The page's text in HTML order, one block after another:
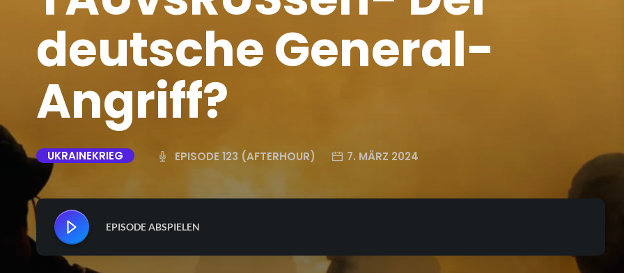
deutsche General-
Angriff?
UKRAINEKRIEG EPISODE 123 (AFTERHOUR) 7. MÄRZ 2024
EPISODE ABSPIELEN